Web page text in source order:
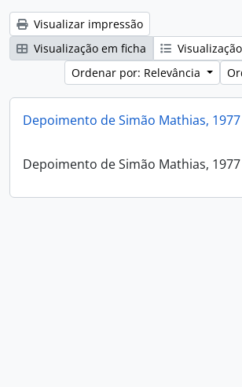
Visualizar impressão
Visualização em ficha
Ordenar por: Relevância
Depoimento de Simão Mathias, 1977
Depoimento de Simão Mathias, 1977